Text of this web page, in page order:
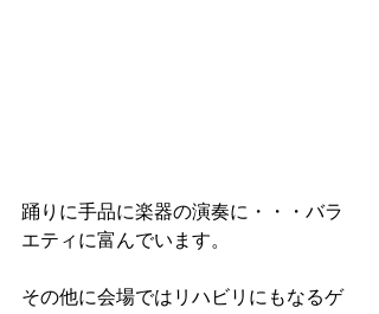
踊りに手品に楽器の演奏に・・・バラ
エティに富んでいます。
その他に会場ではリハビリにもなるゲ